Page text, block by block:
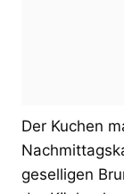
Der Kuchen
geselligen